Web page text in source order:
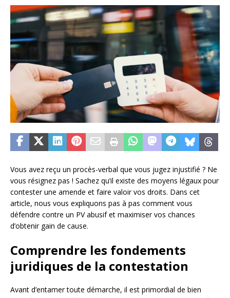
Vous avez reçu un procès-verbal que vous jugez injustifié ? Ne
vous résignez pas ! Sachez qu’il existe des moyens légaux pour
contester une amende et faire valoir vos droits. Dans cet
article, nous vous expliquons pas à pas comment vous
défendre contre un PV abusif et maximiser vos chances
d’obtenir gain de cause.
Comprendre les fondements
juridiques de la contestation
Avant d’entamer toute démarche, il est primordial de bien